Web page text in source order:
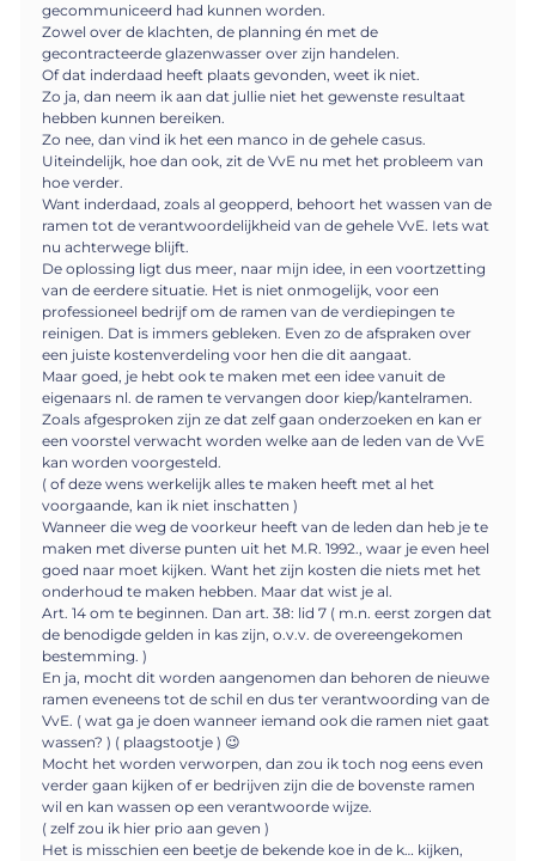
gecommuniceerd had kunnen worden.
Zowel over de klachten, de planning én met de
gecontracteerde glazenwasser over zijn handelen.
Of dat inderdaad heeft plaats gevonden, weet ik niet.
Zo ja, dan neem ik aan dat jullie niet het gewenste resultaat
hebben kunnen bereiken.
Zo nee, dan vind ik het een manco in de gehele casus.
Uiteindelijk, hoe dan ook, zit de VvE nu met het probleem van
hoe verder.
Want inderdaad, zoals al geopperd, behoort het wassen van de
ramen tot de verantwoordelijkheid van de gehele VvE. Iets wat
nu achterwege blijft.
De oplossing ligt dus meer, naar mijn idee, in een voortzetting
van de eerdere situatie. Het is niet onmogelijk, voor een
professioneel bedrijf om de ramen van de verdiepingen te
reinigen. Dat is immers gebleken. Even zo de afspraken over
een juiste kostenverdeling voor hen die dit aangaat.
Maar goed, je hebt ook te maken met een idee vanuit de
eigenaars nl. de ramen te vervangen door kiep/kantelramen.
Zoals afgesproken zijn ze dat zelf gaan onderzoeken en kan er
een voorstel verwacht worden welke aan de leden van de VvE
kan worden voorgesteld.
( of deze wens werkelijk alles te maken heeft met al het
voorgaande, kan ik niet inschatten )
Wanneer die weg de voorkeur heeft van de leden dan heb je te
maken met diverse punten uit het M.R. 1992., waar je even heel
goed naar moet kijken. Want het zijn kosten die niets met het
onderhoud te maken hebben. Maar dat wist je al.
Art. 14 om te beginnen. Dan art. 38: lid 7 ( m.n. eerst zorgen dat
de benodigde gelden in kas zijn, o.v.v. de overeengekomen
bestemming. )
En ja, mocht dit worden aangenomen dan behoren de nieuwe
ramen eveneens tot de schil en dus ter verantwoording van de
VvE. ( wat ga je doen wanneer iemand ook die ramen niet gaat
wassen? ) ( plaagstootje ) 😉
Mocht het worden verworpen, dan zou ik toch nog eens even
verder gaan kijken of er bedrijven zijn die de bovenste ramen
wil en kan wassen op een verantwoorde wijze.
( zelf zou ik hier prio aan geven )
Het is misschien een beetje de bekende koe in de k… kijken,